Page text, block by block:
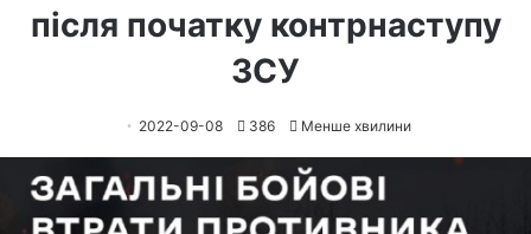
після початку контрнаступу
ЗСУ
2022-09-08 386 Менше хвилини